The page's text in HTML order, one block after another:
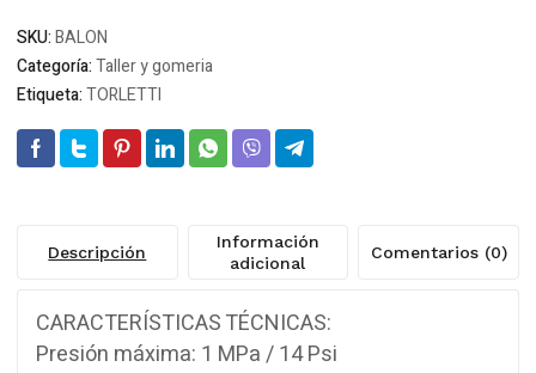
SKU:BALON
Categoría:Taller y gomeria
Etiqueta:TORLETTI
Descripción
Información
adicional
Comentarios (0)
CARACTERÍSTICAS TÉCNICAS:
Presión máxima: 1 MPa / 14 Psi